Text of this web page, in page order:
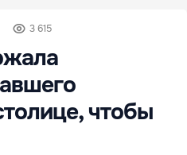
3 615
чтобы